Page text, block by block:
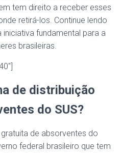
tem direito a receber esses
retirá-los. Continue lendo
fundamental para a
brasileiras.
de distribuição
do SUS?
de absorventes do
federal brasileiro que tem